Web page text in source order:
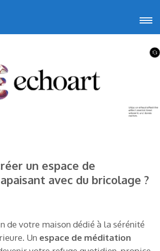
un espace de
avec du bricolage ?
de votre maison dédié à la sérénité
Un espace de méditation